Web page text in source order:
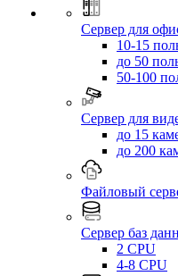
Сервер для
10-15
до 50
50-100
Сервер для
до 15
до 200
Файловый
Сервер баз
2 CPU
4-8 CPU